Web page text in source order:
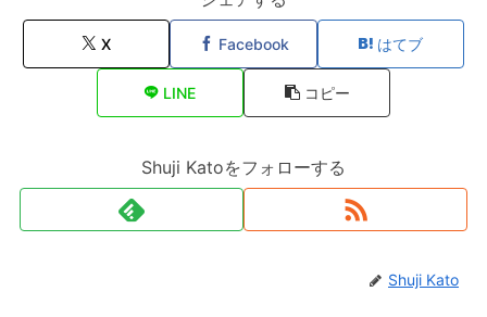
X Facebook はてブ
LINE コピー
Shuji Katoをフォローする
Shuji Kato